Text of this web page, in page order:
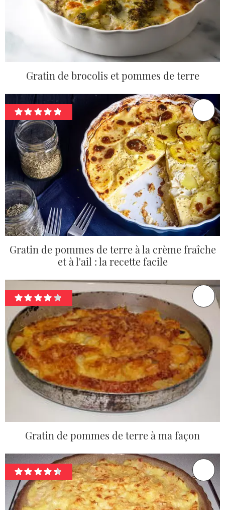
Gratin de brocolis et pommes de terre
Gratin de pommes de terre à la crème fraîche
et à l'ail : la recette facile
Gratin de pommes de terre à ma façon